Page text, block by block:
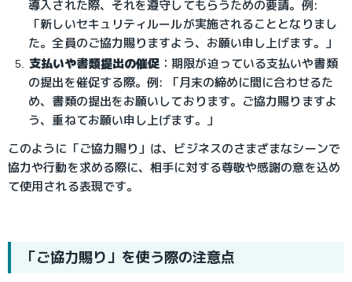
導入された際、それを遵守してもらうための要請。例:
「新しいセキュリティルールが実施されることとなりまし
た。全員のご協力賜りますよう、お願い申し上げます。」
支払いや書類提出の催促 ：期限が迫っている支払いや書類
の提出を催促する際。例: 「月末の締めに間に合わせるた
め、書類の提出をお願いしております。ご協力賜りますよ
う、重ねてお願い申し上げます。」
このように「ご協力賜り」は、ビジネスのさまざまなシーンで
協力や行動を求める際に、相手に対する尊敬や感謝の意を込め
て使用される表現です。
「ご協力賜り」を使う際の注意点